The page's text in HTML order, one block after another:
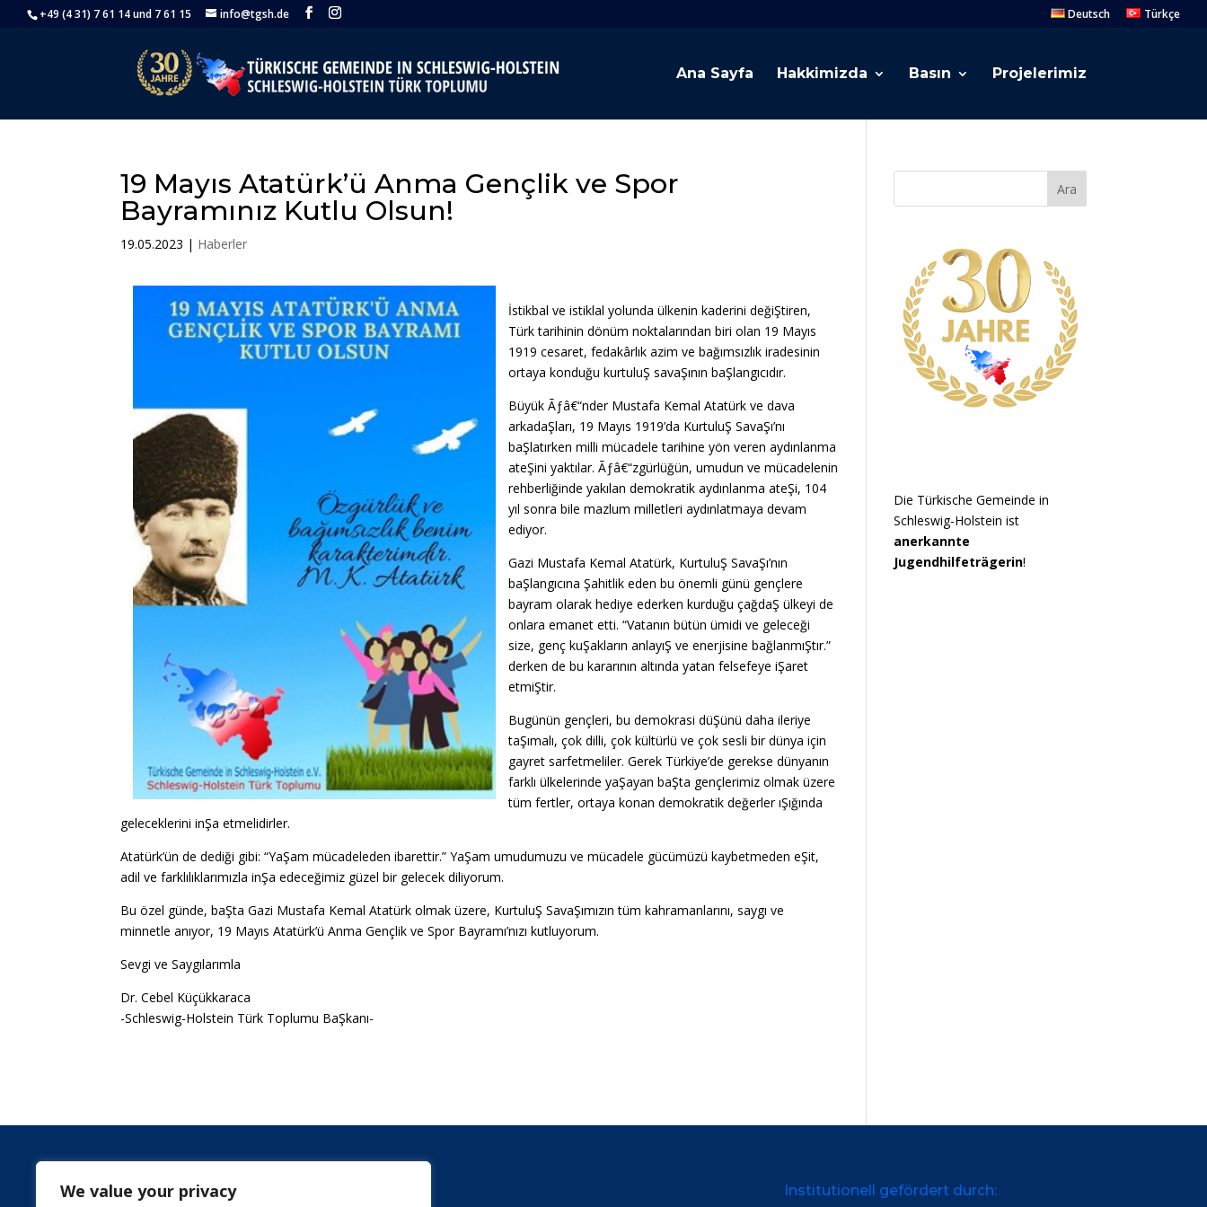
We value your privacy
+49 (4 31) 7 61 14 und 7 61 15 info@tgsh.de Deutsch Türkçe
Ana Sayfa Hakkimizda Basın Projelerimiz
19 Mayıs Atatürk’ü Anma Gençlik ve Spor
Bayramınız Kutlu Olsun!
19.05.2023 | Haberler
İstikbal ve istiklal yolunda ülkenin kaderini değiŞtiren,
Türk tarihinin dönüm noktalarından biri olan 19 Mayıs
1919 cesaret, fedakârlık azim ve bağımsızlık iradesinin
ortaya konduğu kurtuluŞ savaŞının baŞlangıcıdır.
Büyük Ãƒâ€“nder Mustafa Kemal Atatürk ve dava
arkadaŞları, 19 Mayıs 1919’da KurtuluŞ SavaŞı’nı
baŞlatırken milli mücadele tarihine yön veren aydınlanma
ateŞini yaktılar. Ãƒâ€“zgürlüğün, umudun ve mücadelenin
rehberliğinde yakılan demokratik aydınlanma ateŞi, 104
yıl sonra bile mazlum milletleri aydınlatmaya devam
ediyor.
Gazi Mustafa Kemal Atatürk, KurtuluŞ SavaŞı’nın
baŞlangıcına Şahitlik eden bu önemli günü gençlere
bayram olarak hediye ederken kurduğu çağdaŞ ülkeyi de
onlara emanet etti. “Vatanın bütün ümidi ve geleceği
size, genç kuŞakların anlayıŞ ve enerjisine bağlanmıŞtır.”
derken de bu kararının altında yatan felsefeye iŞaret
etmiŞtir.
Bugünün gençleri, bu demokrasi düŞünü daha ileriye
taŞımalı, çok dilli, çok kültürlü ve çok sesli bir dünya için
gayret sarfetmeliler. Gerek Türkiye’de gerekse dünyanın
farklı ülkelerinde yaŞayan baŞta gençlerimiz olmak üzere
tüm fertler, ortaya konan demokratik değerler ıŞığında
geleceklerini inŞa etmelidirler.
Atatürk’ün de dediği gibi: “YaŞam mücadeleden ibarettir.” YaŞam umudumuzu ve mücadele gücümüzü kaybetmeden eŞit,
adil ve farklılıklarımızla inŞa edeceğimiz güzel bir gelecek diliyorum.
Bu özel günde, baŞta Gazi Mustafa Kemal Atatürk olmak üzere, KurtuluŞ SavaŞımızın tüm kahramanlarını, saygı ve
minnetle anıyor, 19 Mayıs Atatürk’ü Anma Gençlik ve Spor Bayramı’nızı kutluyorum.
Sevgi ve Saygılarımla
Dr. Cebel Küçükkaraca
-Schleswig-Holstein Türk Toplumu BaŞkanı-
Ara
Die Türkische Gemeinde in
Schleswig-Holstein ist
anerkannte
Jugendhilfeträgerin!
Institutionell gefördert durch: